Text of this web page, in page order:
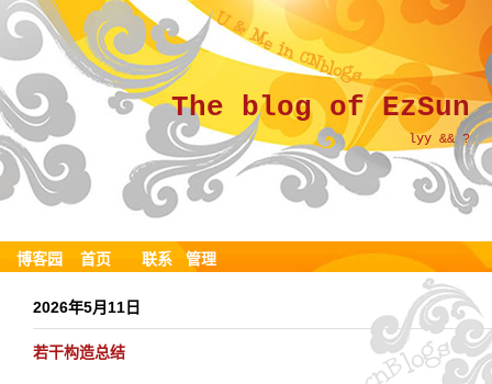
The blog of EzSun
lyy && ?
博客园 首页 联系 管理
2026年5月11日
若干构造总结